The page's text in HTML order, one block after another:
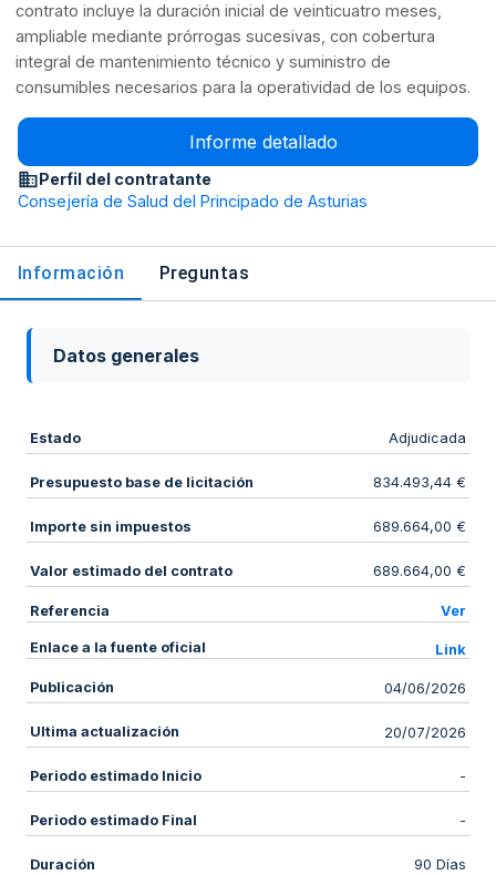
contrato incluye la duración inicial de veinticuatro meses,
ampliable mediante prórrogas sucesivas, con cobertura
integral de mantenimiento técnico y suministro de
consumibles necesarios para la operatividad de los equipos.
Informe detallado
Perfil del contratante
Consejería de Salud del Principado de Asturias
Información Preguntas
Datos generales
Estado Adjudicada
Presupuesto base de licitación 834.493,44 €
Importe sin impuestos 689.664,00 €
Valor estimado del contrato 689.664,00 €
Referencia Ver
Enlace a la fuente oficial Link
Publicación 04/06/2026
Ultima actualización 20/07/2026
Periodo estimado Inicio -
Periodo estimado Final -
Duración 90 Días